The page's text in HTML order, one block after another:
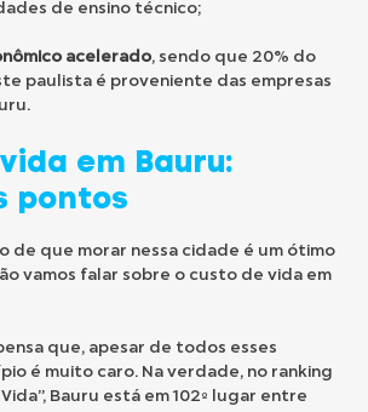
de ensino técnico;
acelerado, sendo que 20% do
paulista é proveniente das empresas
em Bauru:
pontos
de que morar nessa cidade é um ótimo
vamos falar sobre o custo de vida em
que, apesar de todos esses
é muito caro. Na verdade, no ranking
Bauru está em 102º lugar entre